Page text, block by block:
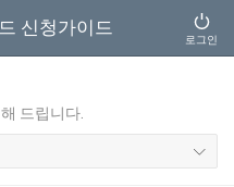
신청가이드 로그인
드립니다.